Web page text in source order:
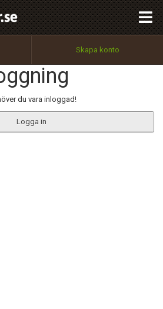
Skapa konto
du vara inloggad!
Logga in
Utför
100%
OK
Tillbaka till förstasidan